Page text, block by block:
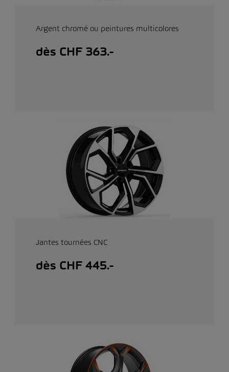
Argent chromé ou peintures multicolores
dès CHF 363.-
Jantes tournées CNC
dès CHF 445.-